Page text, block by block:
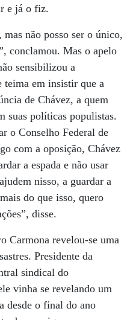
e já o fiz.
não posso ser o único,
conclamou. Mas o apelo
sensibilizou a
teima em insistir que a
de Chávez, a quem
suas políticas populistas.
o Conselho Federal de
com a oposição, Chávez
a espada e não usar
nisso, a guardar a
do que isso, quero
disse.
Carmona revelou-se uma
Presidente da
sindical do
vinha se revelando um
desde o final do ano